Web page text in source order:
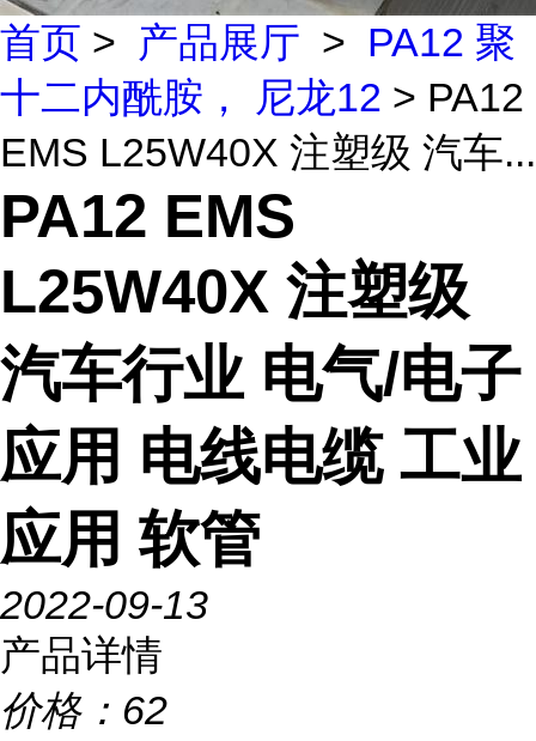
首页 > 产品展厅 > PA12 聚
十二内酰胺， 尼龙12 > PA12
EMS L25W40X 注塑级 汽车...
PA12 EMS
L25W40X 注塑级
汽车行业 电气/电子
应用 电线电缆 工业
应用 软管
2022-09-13
产品详情
价格： 62